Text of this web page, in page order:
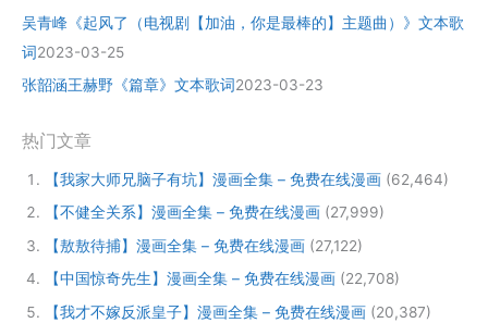
吴青峰《起风了（电视剧【加油，你是最棒的】主题曲）》文本歌
词2023-03-25
张韶涵王赫野《篇章》文本歌词2023-03-23
热门文章
【我家大师兄脑子有坑】漫画全集 – 免费在线漫画 (62,464)
【不健全关系】漫画全集 – 免费在线漫画 (27,999)
【敖敖待捕】漫画全集 – 免费在线漫画 (27,122)
【中国惊奇先生】漫画全集 – 免费在线漫画 (22,708)
【我才不嫁反派皇子】漫画全集 – 免费在线漫画 (20,387)